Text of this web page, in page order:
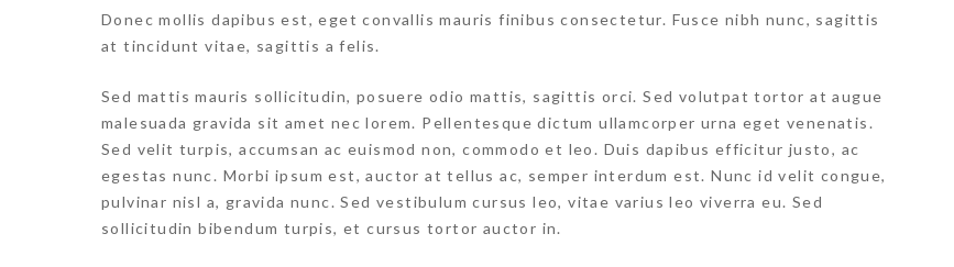
Donec mollis dapibus est, eget convallis mauris finibus consectetur. Fusce nibh nunc, sagittis
at tincidunt vitae, sagittis a felis.
Sed mattis mauris sollicitudin, posuere odio mattis, sagittis orci. Sed volutpat tortor at augue
malesuada gravida sit amet nec lorem. Pellentesque dictum ullamcorper urna eget venenatis.
Sed velit turpis, accumsan ac euismod non, commodo et leo. Duis dapibus efficitur justo, ac
egestas nunc. Morbi ipsum est, auctor at tellus ac, semper interdum est. Nunc id velit congue,
pulvinar nisl a, gravida nunc. Sed vestibulum cursus leo, vitae varius leo viverra eu. Sed
sollicitudin bibendum turpis, et cursus tortor auctor in.